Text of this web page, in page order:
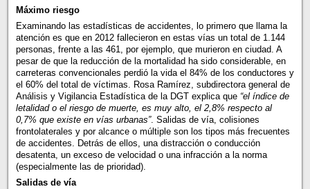
Máximo riesgo
Examinando las estadísticas de accidentes, lo primero que llama la
atención es que en 2012 fallecieron en estas vías un total de 1.144
personas, frente a las 461, por ejemplo, que murieron en ciudad. A
pesar de que la reducción de la mortalidad ha sido considerable, en
carreteras convencionales perdió la vida el 84% de los conductores y
el 60% del total de víctimas. Rosa Ramírez, subdirectora general de
Análisis y Vigilancia Estadística de la DGT explica que “el índice de
letalidad o el riesgo de muerte, es muy alto, el 2,8% respecto al
0,7% que existe en vías urbanas”. Salidas de vía, colisiones
frontolaterales y por alcance o múltiple son los tipos más frecuentes
de accidentes. Detrás de ellos, una distracción o conducción
desatenta, un exceso de velocidad o una infracción a la norma
(especialmente las de prioridad).
Salidas de vía